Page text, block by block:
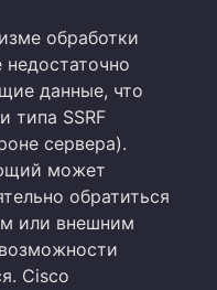
обработки
недостаточно
данные, что
типа SSRF
сервера).
может
обратиться
или внешним
Cisco